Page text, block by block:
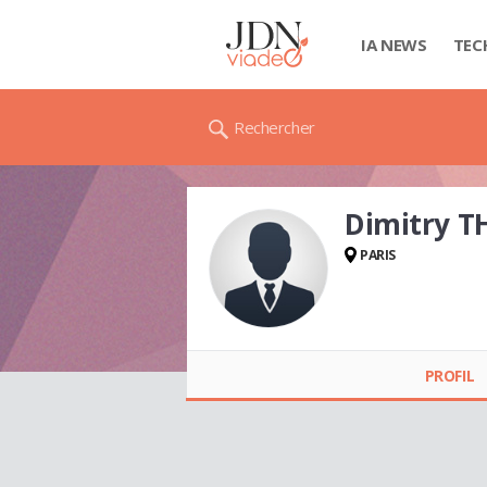
IA NEWS
Rechercher
Dimitry
PARIS
PROFIL